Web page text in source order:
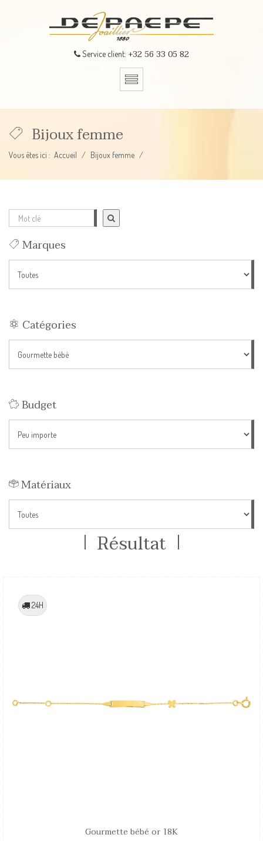
Service client: +32 56 33 05 82
Bijoux femme
Vous êtes ici : Accueil Bijoux femme
Marques
Catégories
Budget
Matériaux
Résultat
24H
Gourmette bébé or 18K